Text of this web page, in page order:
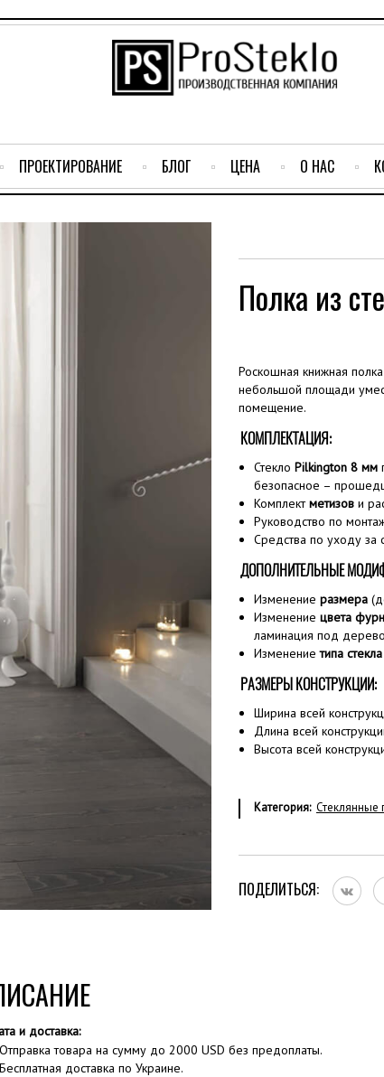
ПРОЕКТИРОВАНИЕ БЛОГ ЦЕНА О НАС
Полка из
Роскошная книжная
небольшой площади
помещение.
КОМПЛЕКТАЦИЯ:
Стекло Pilkington 8 мм
безопасное –
Комплектметизов и
Руководство по
Средства по уходу за
ДОПОЛНИТЕЛЬНЫЕ
Изменение размера
Изменение цвета
ламинация под
Изменениетипа стекла
РАЗМЕРЫ КОНСТРУКЦИИ:
Ширина всей
Длина всей
Высота всей
Категория: Стеклянные
ПОДЕЛИТЬСЯ:
и доставка:
Отправка товара на сумму до 2000 USD без предоплаты.
Бесплатная доставка по Украине.